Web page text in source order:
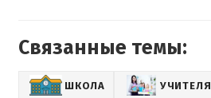
Связанные темы:
ШКОЛА УЧИТЕЛЯ